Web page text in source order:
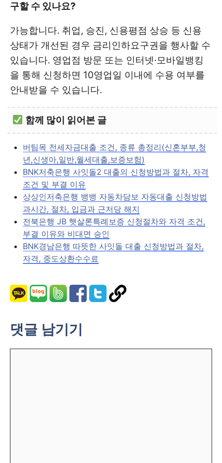
구할 수 있나요?
가능합니다. 취업, 승진, 신용평점 상승 등 신용
상태가 개선된 경우 금리인하요구권을 행사할 수
있습니다. 영업점 방문 또는 인터넷·모바일뱅킹
을 통해 신청하면 10영업일 이내에 수용 여부를
안내받을 수 있습니다.
함께 많이 읽어본 글
버팀목 전세자금대출 조건, 종류 총정리(신혼부부,청
년,신생아,일반,월세대출,보증보험)
BNK저축은행 사잇돌2 대출의 신청방법과 절차, 자격
조건 및 부결 이유
상상인저축은행 뱅뱅 자동차담보 자동대출 신청방법
과시간, 절차, 입금과 근저당 해지
전북은행 JB 햇살론특례보증 신청절차와 자격 조건,
부결 이유와 비대면 승인
BNK경남은행 따뜻한 사잇돌 대출 신청방법과 절차,
자격, 중도상환수수료
댓글 남기기